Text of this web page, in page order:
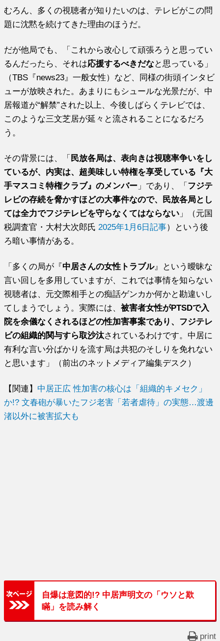
むろん、多くの視聴者が知りたいのは、テレビがこの問
題に沈黙を続けてきた理由のほうだ。
だが他局でも、「これから改心して頑張ろうと思ってい
るんだったら、それは応援するべきだなと思っている」
（TBS『news23』一般女性）など、同様の街頭インタビ
ューが放映された。あまりにもシュールな光景だが、中
居報道が“解禁”された以上、今後しばらくテレビでは、
このような三文芝居が延々と流されることになるだろ
う。
その背景には、「 民放各局は、表向きは視聴率争いをし
ているが、内実は、超美味しい特権を享受している『大
手マスコミ特権クラブ』のメンバー 」であり、「 フジテ
レビの存続を脅かすほどの大事件なので、民放各局とし
ては全力でフジテレビを守らなくてはならない 」（元国
税調査官・大村大次郎氏 2025年1月6日記事）という後
ろ暗い事情がある。
「多くの局が『中居さんの女性トラブル』という曖昧な
言い回しを多用していますが、これでは事情を知らない
視聴者は、元交際相手との痴話ゲンカか何かと勘違いし
てしまうでしょう。実際には、被害者女性がPTSDで入
院を余儀なくされるほどの性加害事案であり、フジテレ
ビの組織的関与すら取沙汰されているわけです。中居に
有利な言い分ばかりを流す局は共犯のそしりを免れない
と思います」（前出のネットメディア編集デスク）
【関連】 中居正広 性加害の核心は「組織的キメセク」
か!? 文春砲が暴いたフジ老害「若者虐待」の実態…渡邊
渚以外に被害拡大も
自爆は意図的!? 中居声明文の「ウソと欺
瞞」を読み解く
print